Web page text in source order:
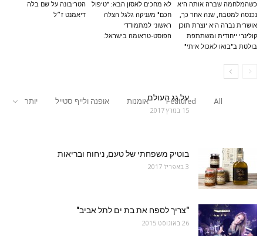
כשהמלחמה שברה אותה היא
נכנסה למטבח, שנה אחר כך,
אושרית נברה היא יוצרת תוכן
קולינרי ייחודית ומשתתפת
בולטת ב"בואו לאכול איתי"
לא מחכים לאסון הבא: "טיפול
חכם" מעניקה גלגל הצלה
ראשוני למתמודדי
הפוסט-טראומה בישראל:
הטריבונה על שם בלה
דיאמנט ז״ל
All
Featured אומנות אופנה ולייף סטייל יותר על גג העולם
15 במרץ 2017
בוטיק משפחתי של טעם, ניחוח ובריאות
3 באפריל 2017
"צריך לספח את בת ים לתל אביב"
26 באוגוסט 2015